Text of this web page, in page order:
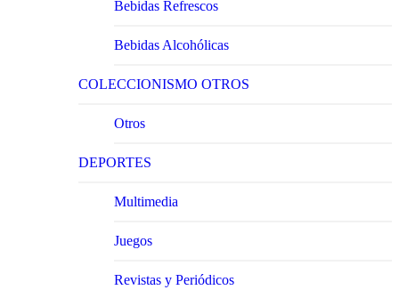
Bebidas Refrescos
Bebidas Alcohólicas
COLECCIONISMO OTROS
Otros
DEPORTES
Multimedia
Juegos
Revistas y Periódicos